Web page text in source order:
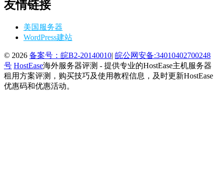
友情链接
美国服务器
WordPress建站
© 2026 备案号：皖B2-20140010| 皖公网安备:34010402700248
号 HostEase海外服务器评测 - 提供专业的HostEase主机服务器
租用方案评测，购买技巧及使用教程信息，及时更新HostEase
优惠码和优惠活动。